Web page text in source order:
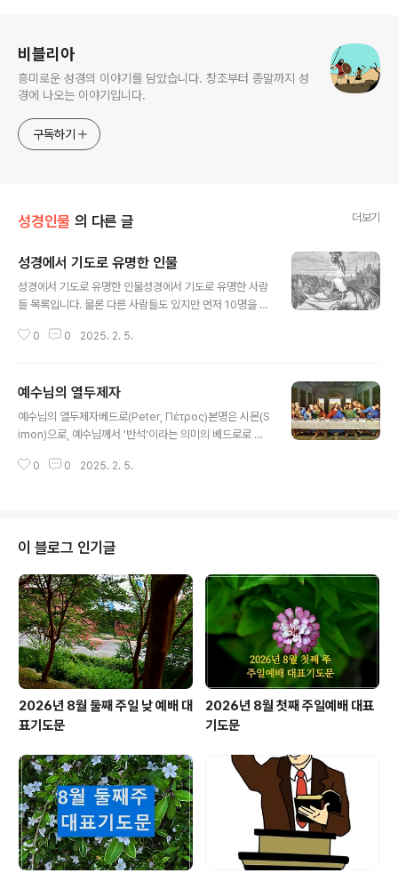
비블리아
흥미로운 성경의 이야기를 담았습니다. 창조부터 종말까지 성
경에 나오는 이야기입니다.
구독하기
성경인물 의 다른 글 더보기
성경에서 기도로 유명한 인물
성경에서 기도로 유명한 인물성경에서 기도로 유명한 사람
들 목록입니다. 물론 다른 사람들도 있지만 먼저 10명을 골
려고 합니다. 1. 야곱(Jacob)야곱은 얍복강에서 하나님과
-32).2. 모세(Moses)모세는 시내산에서 40일 동안 금
식하며 하나님께 기도하여 십계명을 받았습니다. 또한, 이
스라엘 백성이 금송아지를 만들어 죄를 범했을 때, 그들을
애굽기 32장).3. 한나(Hannah)자녀가 없던 한나는 성전
0 0 2025. 2. 5.
예수님의 열두제자
예수님의 열두제자베드로(Peter, Πέτρος)본명은 시몬(S
imon)으로, 예수님께서 '반석'이라는 의미의 베드로로 이
의 첫 번째 제자 중 한 명이며, 열두 제자의 리더로서 교회
니다.안드레(Andrew, Ἀνδρέας)안드레는 베드로의 형
제로, 갈릴리 출신 어부였습니다. 그는 요한의 세례를 받았
으며, 예수님의 제자로서 베드로에게 예수님을 소개했습니
다. 그는 예수님을 따르는 삶에 헌신하였고, 복음 전파를 위
해 여러 지역을 다니며 사역하다가 순교했습니다.야고보(J
ames, Ἰάκωβος)세..
0 0 2025. 2. 5.
이 블로그 인기글
2026년 8월 둘째 주일 낮 예배 대
표기도문
2026년 8월 첫째 주일예배 대표
기도문